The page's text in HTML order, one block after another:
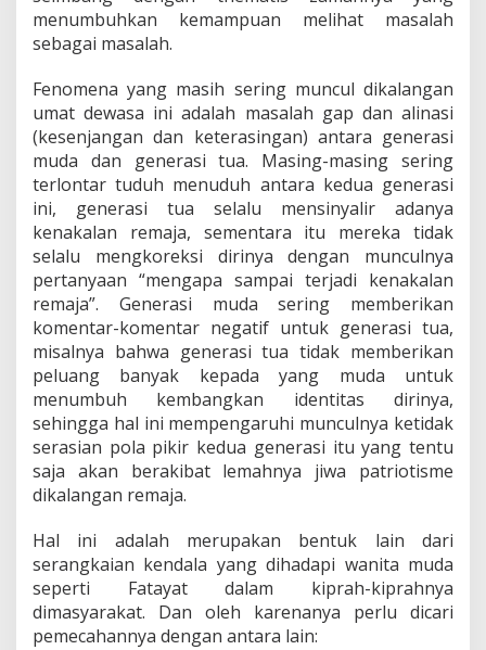
menumbuhkan kemampuan melihat masalah
sebagai masalah.
Fenomena yang masih sering muncul dikalangan
umat dewasa ini adalah masalah gap dan alinasi
(kesenjangan dan keterasingan) antara generasi
muda dan generasi tua. Masing-masing sering
terlontar tuduh menuduh antara kedua generasi
ini, generasi tua selalu mensinyalir adanya
kenakalan remaja, sementara itu mereka tidak
selalu mengkoreksi dirinya dengan munculnya
pertanyaan “mengapa sampai terjadi kenakalan
remaja”. Generasi muda sering memberikan
komentar-komentar negatif untuk generasi tua,
misalnya bahwa generasi tua tidak memberikan
peluang banyak kepada yang muda untuk
menumbuh kembangkan identitas dirinya,
sehingga hal ini mempengaruhi munculnya ketidak
serasian pola pikir kedua generasi itu yang tentu
saja akan berakibat lemahnya jiwa patriotisme
dikalangan remaja.
Hal ini adalah merupakan bentuk lain dari
serangkaian kendala yang dihadapi wanita muda
seperti Fatayat dalam kiprah-kiprahnya
dimasyarakat. Dan oleh karenanya perlu dicari
pemecahannya dengan antara lain: